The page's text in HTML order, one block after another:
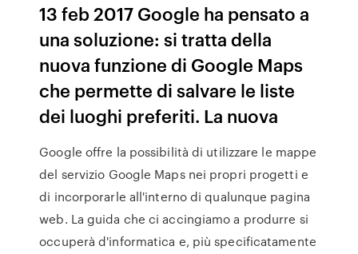
13 feb 2017 Google ha pensato a
una soluzione: si tratta della
nuova funzione di Google Maps
che permette di salvare le liste
dei luoghi preferiti. La nuova
Google offre la possibilità di utilizzare le mappe
del servizio Google Maps nei propri progetti e
di incorporarle all'interno di qualunque pagina
web. La guida che ci accingiamo a produrre si
occuperà d'informatica e, più specificatamente